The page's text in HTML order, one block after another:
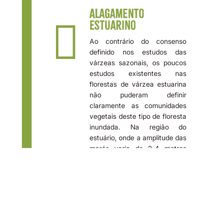

Alagamento
Estuarino
Ao contrário do consenso
definido nos estudos das
várzeas sazonais, os poucos
estudos existentes nas
florestas de várzea estuarina
não puderam definir
claramente as comunidades
vegetais deste tipo de floresta
inundada. Na região do
estuário, onde a amplitude das
marés varia de 2-4 metros